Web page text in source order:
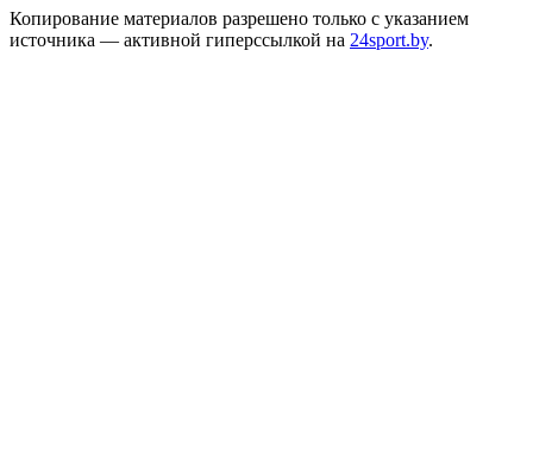
Копирование материалов разрешено только с указанием
источника — активной гиперссылкой на 24sport.by.